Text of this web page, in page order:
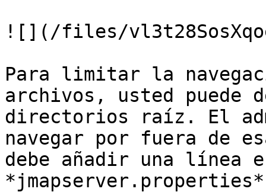
![](/files/
Para limitar la
archivos, usted puede
directorios raíz. El
navegar por fuera de
debe añadir una línea